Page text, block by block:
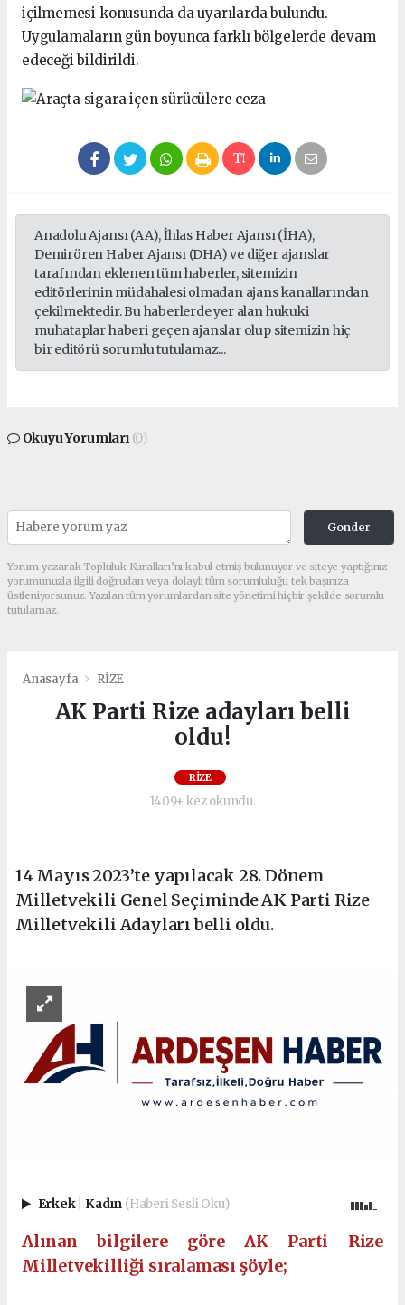
içilmemesi konusunda da uyarılarda bulundu.
Uygulamaların gün boyunca farklı bölgelerde devam
edeceği bildirildi.
Anadolu Ajansı (AA), İhlas Haber Ajansı (İHA),
Demirören Haber Ajansı (DHA) ve diğer ajanslar
tarafından eklenen tüm haberler, sitemizin
editörlerinin müdahalesi olmadan ajans kanallarından
çekilmektedir. Bu haberlerde yer alan hukuki
muhataplar haberi geçen ajanslar olup sitemizin hiç
bir editörü sorumlu tutulamaz...
Okuyu Yorumları (0)
Gonder
Yorum yazarak Topluluk Kuralları’nı kabul etmiş bulunuyor ve siteye yaptığınız
yorumunuzla ilgili doğrudan veya dolaylı tüm sorumluluğu tek başınıza
üstleniyorsunuz. Yazılan tüm yorumlardan site yönetimi hiçbir şekilde sorumlu
tutulamaz.
Anasayfa RİZE
AK Parti Rize adayları belli
oldu!
RİZE
1409+ kez okundu.
14 Mayıs 2023’te yapılacak 28. Dönem
Milletvekili Genel Seçiminde AK Parti Rize
Milletvekili Adayları belli oldu.
Erkek Kadın (Haberi Sesli Oku)
Alınan bilgilere göre AK Parti Rize
Milletvekilliği sıralaması şöyle;